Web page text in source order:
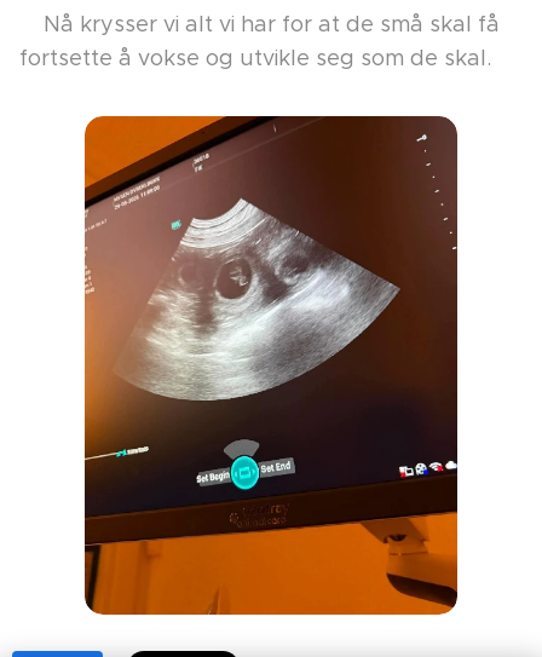
Nå krysser vi alt vi har for at de små skal få
fortsette å vokse og utvikle seg som de skal. 🐾